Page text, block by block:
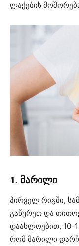
ლაქების
1. მარილი
პირველ რიგში,
გაწურეთ და
დაახლოებით, 10-
რომ მარილი